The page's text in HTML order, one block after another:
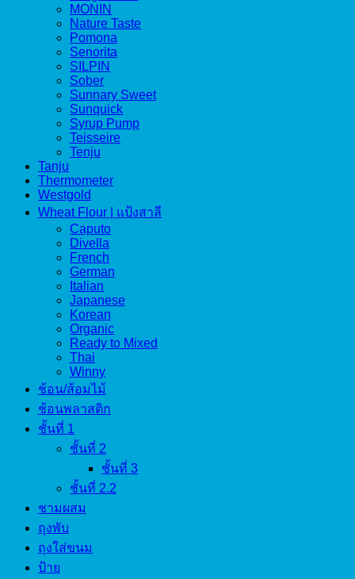
MONIN
Nature Taste
Pomona
Senorita
SILPIN
Sober
Sunnary Sweet
Sunquick
Syrup Pump
Teisseire
Tenju
Tanju
Thermometer
Westgold
Wheat Flour | แป้งสาลี
Caputo
Divella
French
German
Italian
Japanese
Korean
Organic
Ready to Mixed
Thai
Winny
ช้อน/ส้อมไม้
ช้อนพลาสติก
ชั้นที่ 1
ชั้นที่ 2
ชั้นที่ 3
ชั้นที่ 2.2
ชามผสม
ถุงพับ
ถุงใส่ขนม
ป้าย